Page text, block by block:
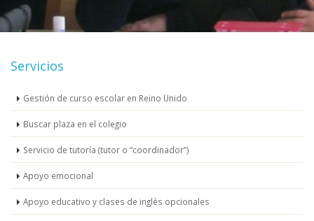
Servicios
Gestión de curso escolar en Reino Unido
Buscar plaza en el colegio
Servicio de tutoría (tutor o “coordinador”)
Apoyo emocional
Apoyo educativo y clases de inglés opcionales